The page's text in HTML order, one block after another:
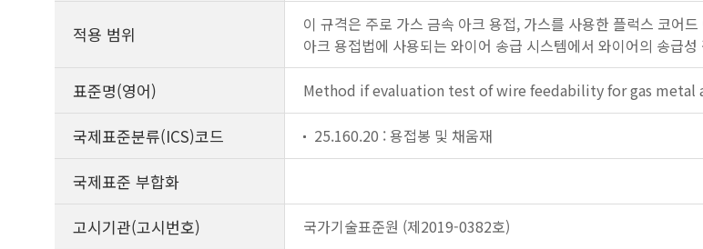
적용 범위
이 규격은 주로 가스 금속 아크 용접, 가스를 사용한 플럭스 코어
아크 용접법에 사용되는 와이어 송급 시스템에서 와이어의 송급
표준명(영어) Method if evaluation test of wire feedability for gas metal
국제표준분류(ICS)코드 25.160.20 : 용접봉 및 채움재
국제표준 부합화
고시기관(고시번호)
국가기술표준원 (제2019-0382호)